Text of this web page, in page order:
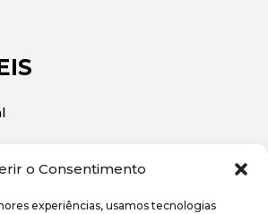
o Consentimento
experiências, usamos tecnologias